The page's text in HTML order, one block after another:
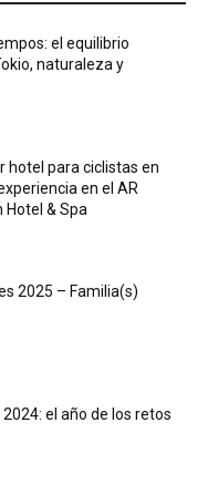
el equilibrio
naturaleza y
hotel para ciclistas en
en el AR
Hotel & Spa
2025 – Familia(s)
el año de los retos